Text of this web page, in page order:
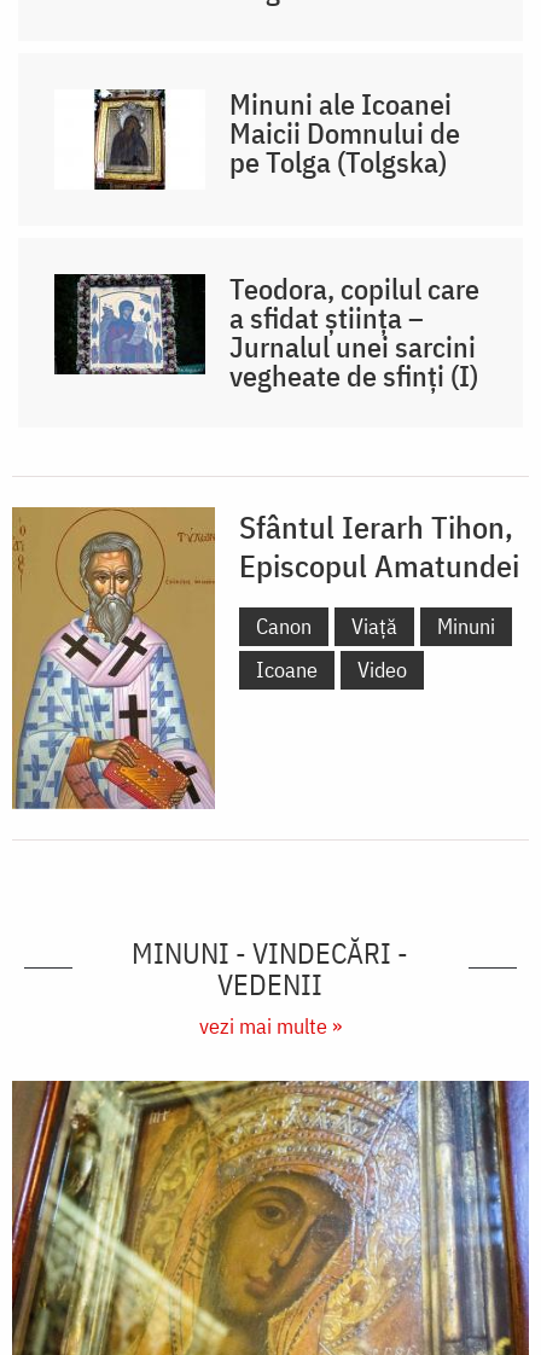
Minuni ale Icoanei
Maicii Domnului de
pe Tolga (Tolgska)
Teodora, copilul care
a sfidat știința –
Jurnalul unei sarcini
vegheate de sfinți (I)
Sfântul Ierarh Tihon,
Episcopul Amatundei
Canon Viață
Minuni
Icoane
Video
MINUNI - VINDECĂRI -
VEDENII
vezi mai multe »